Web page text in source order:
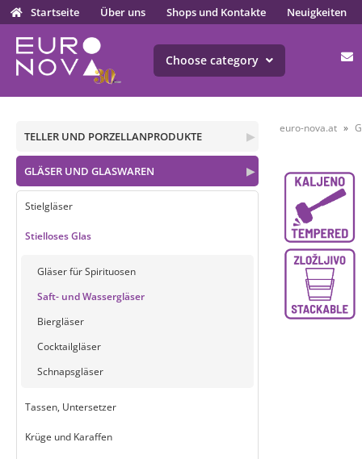
Startseite Über uns Shops und Kontakte Neuigkeiten
Choose category
▶
TELLER UND PORZELLANPRODUKTE
▶
GLÄSER UND GLASWAREN
Stielgläser
Stielloses Glas
Gläser für Spirituosen
Saft- und Wassergläser
Biergläser
Cocktailgläser
Schnapsgläser
Tassen, Untersetzer
Krüge und Karaffen
euro-nova.at